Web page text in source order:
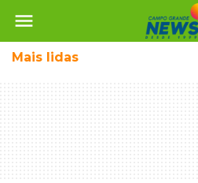
menu
Mais lidas